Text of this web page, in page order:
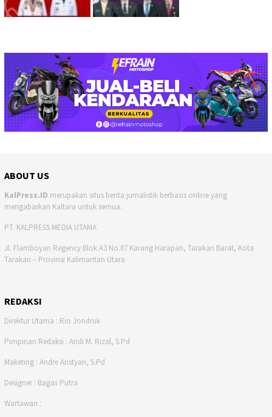
ABOUT US
KalPress.ID merupakan situs berita jurnalistik berbasis online yang
mengabarkan Kaltara untuk semua.
PT. KALPRESS MEDIA UTAMA
Jl. Flamboyan Regency Blok A3 No.07 Karang Harapan, Tarakan Barat, Kota
Tarakan – Provinsi Kalimantan Utara
REDAKSI
Direktur Utama : Rio Jondruk
Pimpinan Redaksi : Andi M. Rizal, S.Pd
Maketing : Andre Aristyan, S.Pd
Designer : Bagas Putra
Wartawan :